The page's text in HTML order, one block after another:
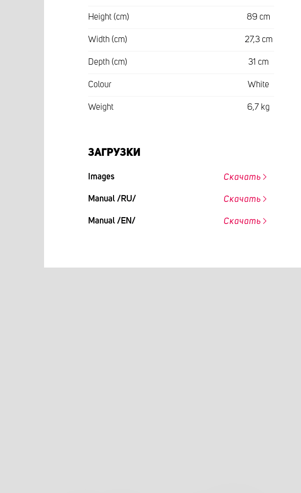
Height (cm) 89 cm
Width (cm) 27,3 cm
Depth (cm) 31 cm
Colour White
Weight 6,7 kg
ЗАГРУЗКИ
Images Скачать
Manual /RU/ Скачать
Manual /EN/ Скачать